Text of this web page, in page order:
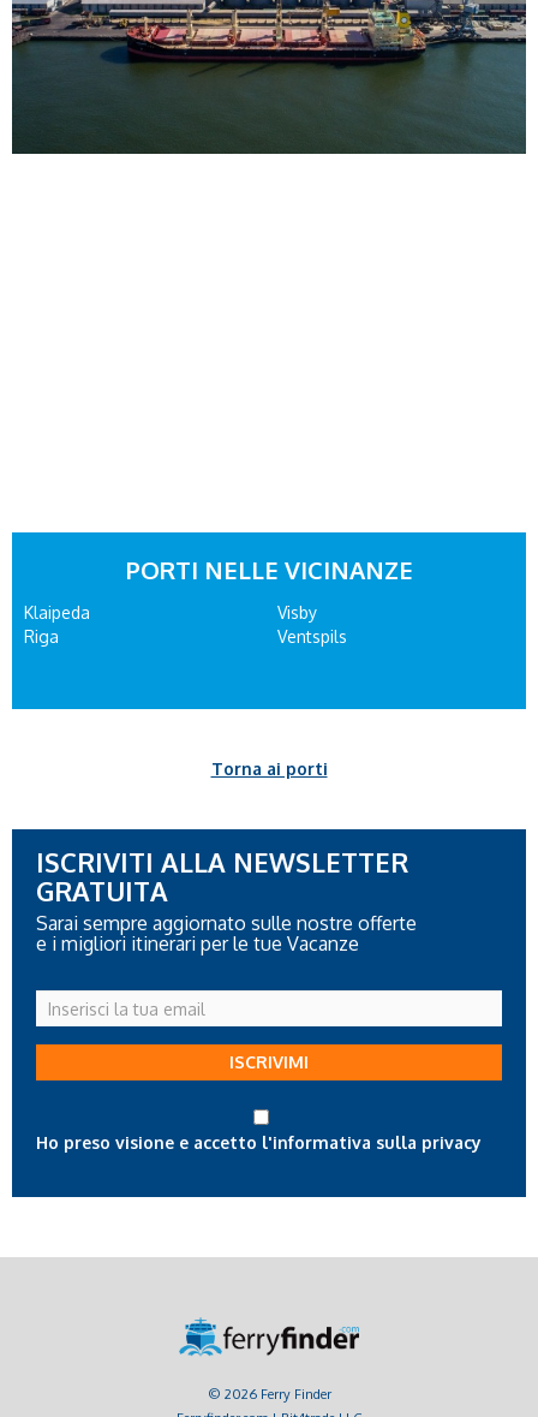
PORTI NELLE VICINANZE
Klaipeda
Riga
Visby
Ventspils
Torna ai porti
ISCRIVITI ALLA NEWSLETTER
GRATUITA
Sarai sempre aggiornato sulle nostre offerte
e i migliori itinerari per le tue Vacanze
Inserisci
la
tua
ISCRIVIMI
Ho preso visione e accetto l'informativa sulla privacy
© 2026 Ferry Finder